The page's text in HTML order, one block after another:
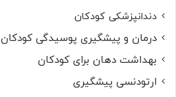
دندانپزشکی کودکان
درمان و پیشگیری پوسیدگی کودکان
بهداشت دهان برای کودکان
ارتودنسی پیشگیری